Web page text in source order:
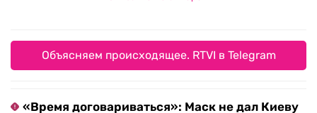
Объясняем происходящее. RTVI в Telegram
«Время договариваться»: Маск не дал Киеву